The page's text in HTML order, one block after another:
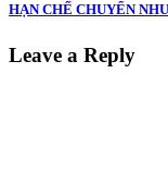
HẠN CHẾ CHUYỂN
Leave a Reply